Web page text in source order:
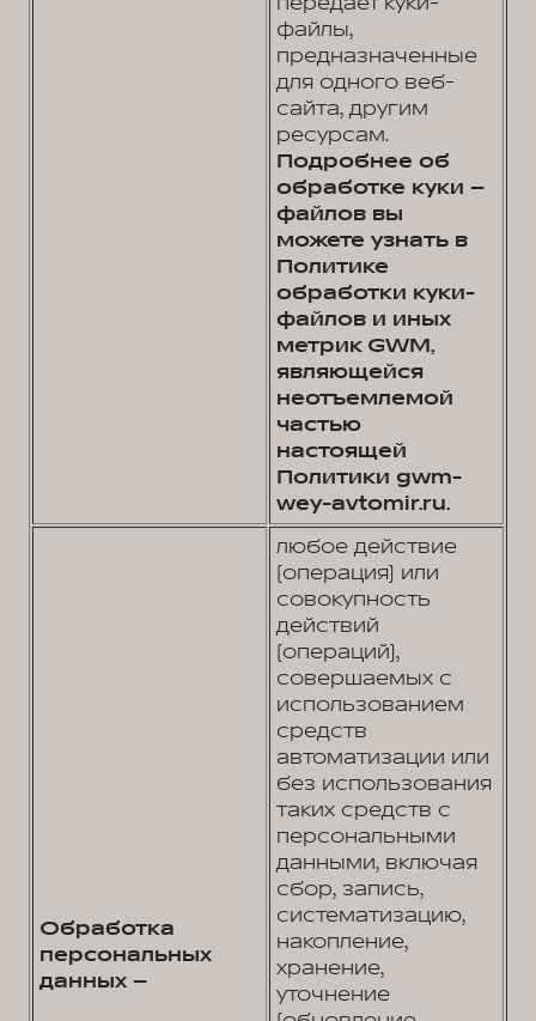
файлы,
предназначенные
для одного веб-
сайта, другим
ресурсам.
Подробнее об
обработке куки –
файлов вы
можете узнать в
Политике
обработки куки-
файлов и иных
метрик GWM,
являющейся
неотъемлемой
частью
настоящей
Политики gwm-
wey-avtomir.ru.
Обработка
персональных
данных –
любое действие
(операция) или
совокупность
действий
(операций),
совершаемых с
использованием
средств
автоматизации или
без использования
таких средств с
персональными
данными, включая
сбор, запись,
систематизацию,
накопление,
хранение,
уточнение